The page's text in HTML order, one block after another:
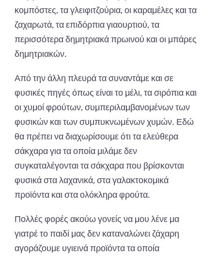
κομπόστες, τα γλειφιτζούρια, οι καραμέλες και τα
ζαχαρωτά, τα επιδόρπια γιαουρτιού, τα
περισσότερα δημητριακά πρωινού και οι μπάρες
δημητριακών.
Από την άλλη πλευρά τα συναντάμε και σε
φυσικές πηγές όπως είναι το μέλι, τα σιρόπια και
οι χυμοί φρούτων, συμπεριλαμβανομένων των
φυσικών και των συμπυκνωμένων χυμών. Εδώ
θα πρέπει να διαχωρίσουμε ότι τα ελεύθερα
σάκχαρα για τα οποία μιλάμε δεν
συγκαταλέγονται τα σάκχαρα που βρίσκονται
φυσικά στα λαχανικά, στα γαλακτοκομικά
προϊόντα και στα ολόκληρα φρούτα.
Πολλές φορές ακούω γονείς να μου λένε μα
γιατρέ το παιδί μας δεν καταναλώνει ζάχαρη
αγοράζουμε υγιεινά προϊόντα τα οποία